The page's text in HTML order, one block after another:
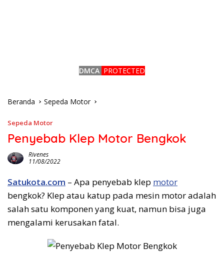
DMCA PROTECTED
Beranda Sepeda Motor
Sepeda Motor
Penyebab Klep Motor Bengkok
Rivenes
11/08/2022
Satukota.com – Apa penyebab klep motor
bengkok? Klep atau katup pada mesin motor adalah
salah satu komponen yang kuat, namun bisa juga
mengalami kerusakan fatal.